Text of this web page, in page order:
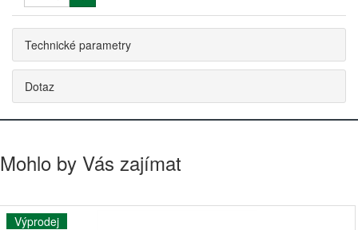
Technické parametry
Dotaz
Mohlo by Vás zajímat
Výprodej